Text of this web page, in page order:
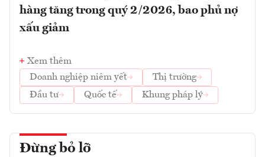
hàng tăng trong quý 2/2026, bao phủ nợ
xấu giảm
Xem thêm
Doanh nghiệp niêm yết
Thị trường
Đầu tư
Quốc tế Khung pháp lý
Đừng bỏ lỡ